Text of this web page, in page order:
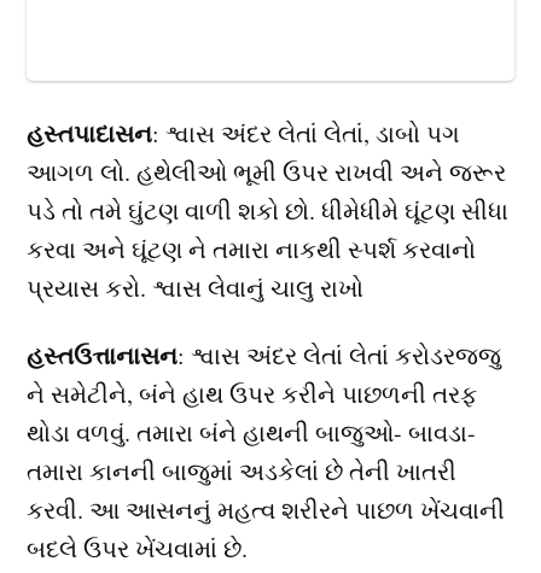
હસ્તપાદાસન: શ્વાસ અંદર લેતાં લેતાં, ડાબો પગ
આગળ લો. હથેલીઓ ભૂમી ઉપર રાખવી અને જરૂર
પડે તો તમે ઘુંટણ વાળી શકો છો. ધીમેધીમે ઘૂંટણ સીધા
કરવા અને ઘૂંટણ ને તમારા નાકથી સ્પર્શ કરવાનો
પ્રયાસ કરો. શ્વાસ લેવાનું ચાલુ રાખો
હસ્તઉત્તાનાસન: શ્વાસ અંદર લેતાં લેતાં કરોડરજ્જુ
ને સમેટીને, બંને હાથ ઉપર કરીને પાછળની તરફ
થોડા વળવું. તમારા બંને હાથની બાજુઓ- બાવડા-
તમારા કાનની બાજુમાં અડકેલાં છે તેની ખાતરી
કરવી. આ આસનનું મહત્વ શરીરને પાછળ ખેંચવાની
બદલે ઉપર ખેંચવામાં છે.